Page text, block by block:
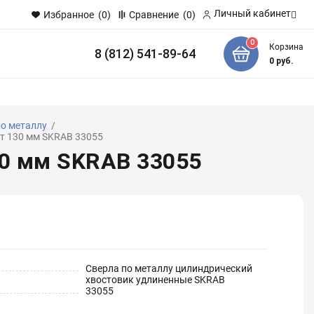
Избранное (0) Сравнение (0) Личный кабинет
8 (812) 541-89-64
0
Корзина
0руб.
металлу /
130 мм SKRAB 33055
мм SKRAB 33055
Сверла по металлу цилиндрический
хвостовик удлиненные SKRAB
33055